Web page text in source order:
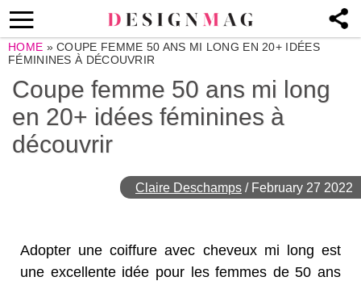
HOME »COUPE FEMME 50 ANS MI LONG EN 20+ IDÉES
FÉMININES À DÉCOUVRIR
Coupe femme 50 ans mi long
en 20+ idées féminines à
découvrir
Claire Deschamps / February 27 2022
Adopter une coiffure avec cheveux mi long est
une excellente idée pour les femmes de 50 ans